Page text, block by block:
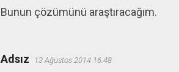
Bunun çözümünü araştıracağım.
Adsız 13 Ağustos 2014 16:48